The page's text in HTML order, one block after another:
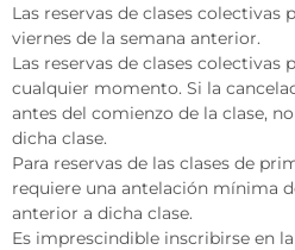
Las reservas de clases colectivas
viernes de la semana anterior.
Las reservas de clases colectivas
cualquier momento. Si la
antes del comienzo de la clase,
dicha clase.
Para reservas de las clases de
requiere una antelación mínima
anterior a dicha clase.
Es imprescindible inscribirse en